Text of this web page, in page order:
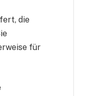
die
für